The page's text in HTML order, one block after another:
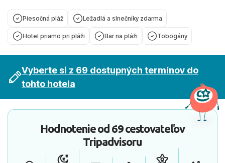
Piesočná pláž Ležadlá a slnečníky zdarma
Hotel priamo pri pláži Bar na pláži Tobogány
Vyberte si z 69 dostupných termínov do
tohto hotela
Hodnotenie od 69 cestovateľov
Tripadvisoru